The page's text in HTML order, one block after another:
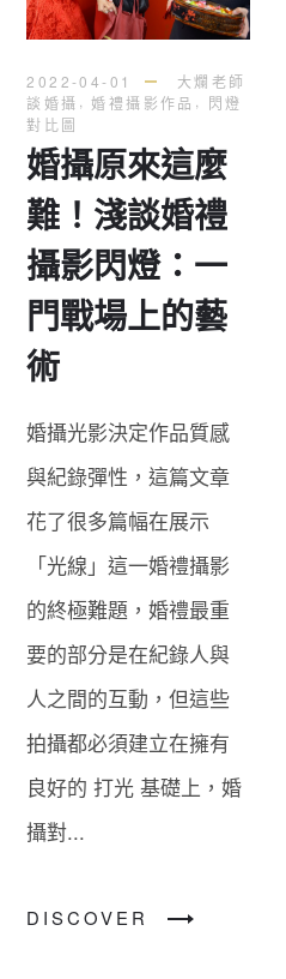
2022-04-01
大爛老師
談婚攝
,婚禮攝影作品
閃燈
對比圖
婚攝原來這麼
難！淺談婚禮
攝影閃燈：一
門戰場上的藝
術
婚攝光影決定作品質感
與紀錄彈性，這篇文章
花了很多篇幅在展示
「光線」這一婚禮攝影
的終極難題，婚禮最重
要的部分是在紀錄人與
人之間的互動，但這些
拍攝都必須建立在擁有
良好的 打光 基礎上，婚
攝對...
DISCOVER